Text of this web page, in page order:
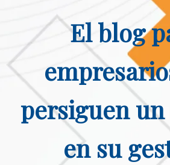
El blog
persiguen
en su